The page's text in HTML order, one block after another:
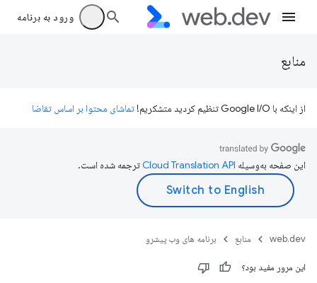
ورود به برنامه
منابع
از اینکه با Google I/O تنظیم کردید متشکریم! تماشای محتوا بر اساس تقاضا
این صفحه به‌وسیله ترجمه شده است.
web.dev منابع برنامه های وب پیشرو
این مرور مفید بود؟